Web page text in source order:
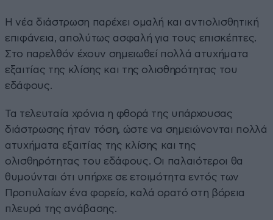
Η νέα διάστρωση παρέχει ομαλή και αντιολισθητική
επιφάνεια, απολύτως ασφαλή για τους επισκέπτες.
Στο παρελθόν έχουν σημειωθεί πολλά ατυχήματα
εξαιτίας της κλίσης και της ολισθηρότητας του
εδάφους.
Τα τελευταία χρόνια η φθορά της υπάρχουσας
διάστρωσης ήταν τόση, ώστε να σημειώνονται πολλά
ατυχήματα εξαιτίας της κλίσης και της
ολισθηρότητας του εδάφους. Οι παλαιότεροι θα
θυμούνται ότι υπήρχε σε ετοιμότητα εντός των
Προπυλαίων ένα φορείο, καλά ορατό στη βόρεια
πλευρά της ανάβασης.